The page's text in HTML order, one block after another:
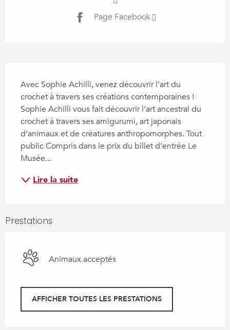
Page Facebook
Avec Sophie Achilli, venez découvrir l’art du
crochet à travers ses créations contemporaines !
Sophie Achilli vous fait découvrir l’art ancestral du
crochet à travers ses amigurumi, art japonais
d’animaux et de créatures anthropomorphes. Tout
public Compris dans le prix du billet d’entrée Le
Musée...
Lire la suite
Prestations
Animaux acceptés
AFFICHER TOUTES LES PRESTATIONS